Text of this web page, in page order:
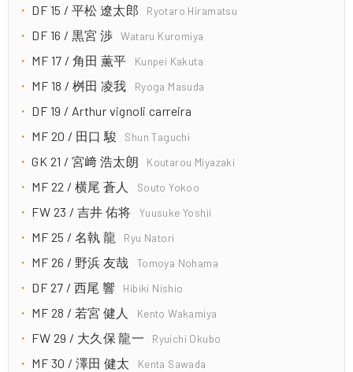
DF 15 / 平松 遼太郎 Ryotaro Hiramatsu
DF 16 / 黒宮 渉 Wataru Kuromiya
MF 17 / 角田 薫平 Kunpei Kakuta
MF 18 / 桝田 凌我 Ryoga Masuda
DF 19 / Arthur vignoli carreira
MF 20 / 田口 駿
Shun Taguchi
GK 21 / 宮﨑 浩太朗 Koutarou Miyazaki
MF 22 / 横尾 蒼人 Souto Yokoo
FW 23 / 吉井 佑将 Yuusuke Yoshii
MF 25 / 名執 龍 Ryu Natori
MF 26 / 野浜 友哉 Tomoya Nohama
DF 27 / 西尾 響 Hibiki Nishio
MF 28 / 若宮 健人 Kento Wakamiya
FW 29 / 大久保 龍一 Ryuichi Okubo
MF 30 / 澤田 健太 Kenta Sawada